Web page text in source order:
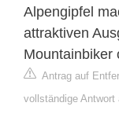
Alpengipfel
attraktiven
Mountainbiker
Antrag auf
vollständige